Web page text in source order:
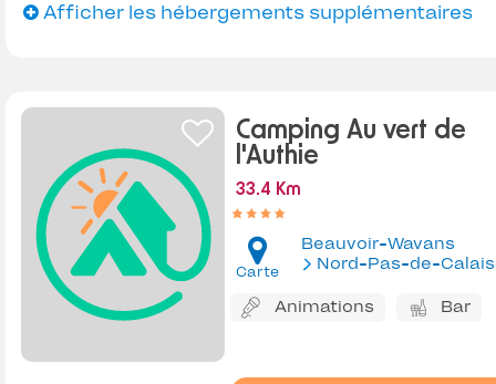
Afficher les hébergements supplémentaires
Camping Au vert de
l'Authie
33.4 Km
Carte
Beauvoir-Wavans
Nord-Pas-de-Calais
Animations Bar